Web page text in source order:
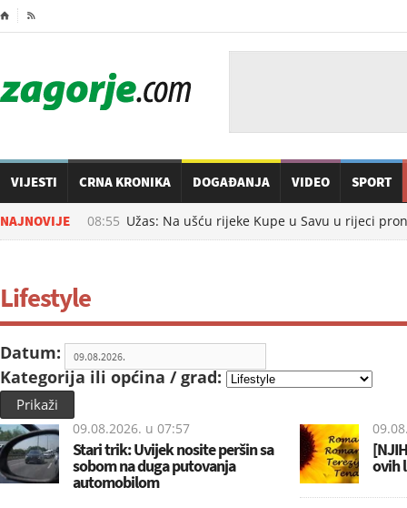
⌂ 
VIJESTI CRNA KRONIKA DOGAĐANJA VIDEO SPORT
NAJNOVIJE
u 08:55 Užas: Na ušću rijeke Kupe u Savu u rijeci
Lifestyle
Datum:
Kategorija ili općina / grad:
Prikaži
09.08.2026. u 07:57
Stari trik: Uvijek nosite peršin sa
sobom na duga putovanja
automobilom
ovih